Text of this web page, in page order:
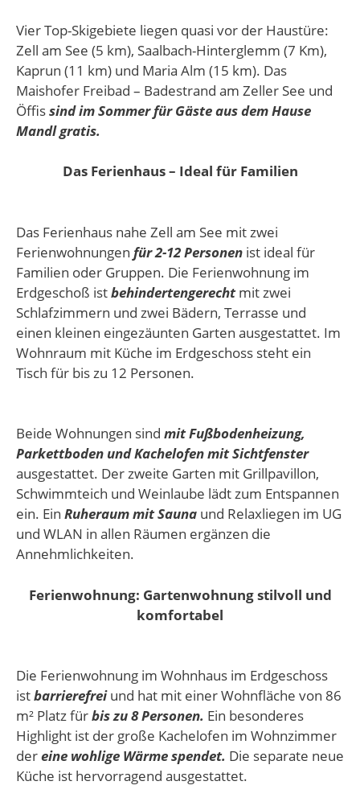
Vier Top-Skigebiete liegen quasi vor der Haustüre:
Zell am See (5 km), Saalbach-Hinterglemm (7 Km),
Kaprun (11 km) und Maria Alm (15 km). Das
Maishofer Freibad – Badestrand am Zeller See und
Öffissind im Sommer für Gäste aus dem Hause
Mandl gratis.
Das Ferienhaus – Ideal für Familien
Das Ferienhaus nahe Zell am See mit zwei
Ferienwohnungen für 2-12 Personen ist ideal für
Familien oder Gruppen. Die Ferienwohnung im
Erdgeschoß istbehindertengerechtmit zwei
Schlafzimmern und zwei Bädern, Terrasse und
einen kleinen eingezäunten Garten ausgestattet. Im
Wohnraum mit Küche im Erdgeschoss steht ein
Tisch für bis zu 12 Personen.
Beide Wohnungen sind mit Fußbodenheizung,
Parkettboden und Kachelofen mit Sichtfenster
ausgestattet. Der zweite Garten mit Grillpavillon,
Schwimmteich und Weinlaube lädt zum Entspannen
ein. Ein Ruheraum mit Sauna und Relaxliegen im UG
und WLAN in allen Räumen ergänzen die
Annehmlichkeiten.
Ferienwohnung: Gartenwohnung stilvoll und
komfortabel
Die Ferienwohnung im Wohnhaus im Erdgeschoss
istbarrierefrei und hat mit einer Wohnfläche von 86
m² Platz fürbis zu 8 Personen. Ein besonderes
Highlight ist der große Kachelofen im Wohnzimmer
dereine wohlige Wärme spendet. Die separate neue
Küche ist hervorragend ausgestattet.